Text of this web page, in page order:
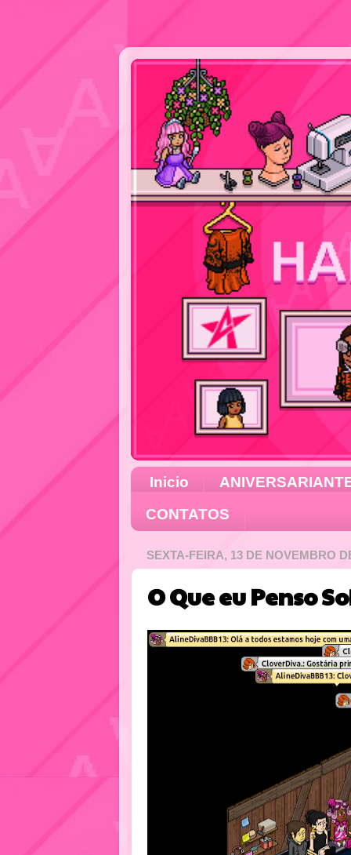
Inicio
CONTATOS
SEXTA-FEIRA, 13 DE NOVEMBRO
O Que eu Penso